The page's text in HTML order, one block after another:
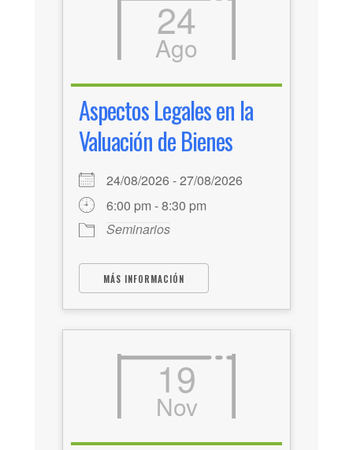
24
Ago
Aspectos Legales en la
Valuación de Bienes
24/08/2026 - 27/08/2026
6:00 pm - 8:30 pm
Seminarios
MÁS INFORMACIÓN
19
Nov